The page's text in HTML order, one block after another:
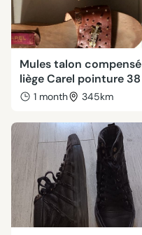
Mules talon compensé
liège Carel pointure 38
1 month 345km